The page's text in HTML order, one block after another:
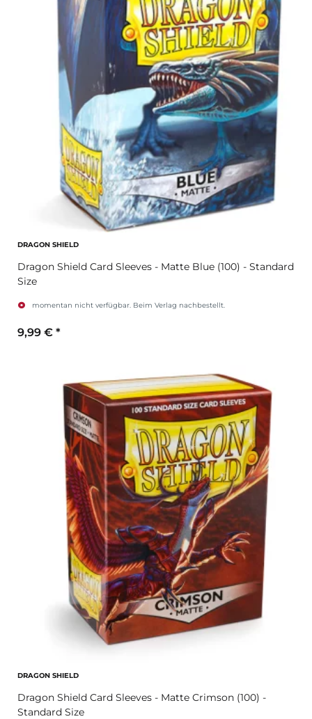
DRAGON SHIELD
Dragon Shield Card Sleeves - Matte Blue (100) - Standard
Size
momentan nicht verfügbar. Beim Verlag nachbestellt.
9,99 € *
DRAGON SHIELD
Dragon Shield Card Sleeves - Matte Crimson (100) -
Standard Size